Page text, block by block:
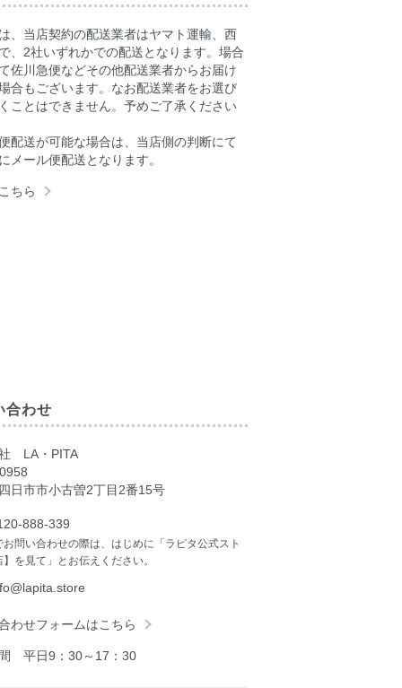
、当店契約の配送業者はヤマト運輸、西
、2社いずれかでの配送となります。場合
佐川急便などその他配送業者からお届け
合もございます。なお配送業者をお選び
ことはできません。予めご了承ください
配送が可能な場合は、当店側の判断にて
メール便配送となります。
ちら
合わせ
LA・PITA
日市市小古曽2丁目2番15号
888-339
問い合わせの際は、はじめに「ラピタ公式スト
を見て」とお伝えください。
わせフォームはこちら
平日9：30～17：30